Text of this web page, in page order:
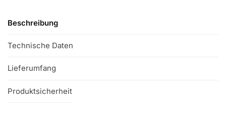
e
Beschreibung
Technische Daten
Lieferumfang
Produktsicherheit